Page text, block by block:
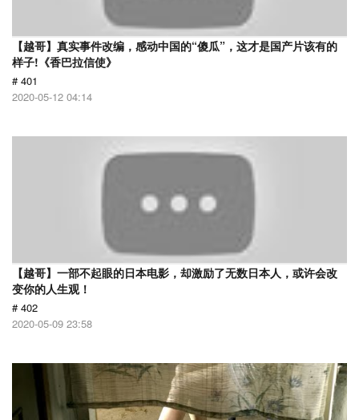
【越哥】真实事件改编，感动中国的“傻瓜”，这才是国产片该有的
样子!《香巴拉信使》
# 401
2020-05-12 04:14
【越哥】一部不起眼的日本电影，却激励了无数日本人，或许会改
变你的人生观！
# 402
2020-05-09 23:58